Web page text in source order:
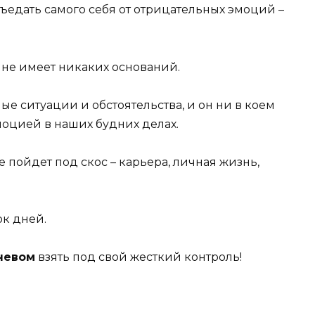
самого себя от отрицательных эмоций –
имеет никаких оснований.
ситуации и обстоятельства, и он ни в коем
в наших будних делах.
пойдет под скос – карьера, личная жизнь,
дней.
взять под свой жесткий контроль!